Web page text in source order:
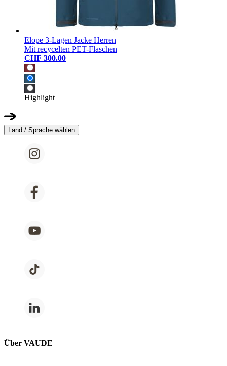
Elope 3-Lagen Jacke Herren
Mit recycelten PET-Flaschen
CHF 300.00
Highlight
Land / Sprache wählen
Über VAUDE